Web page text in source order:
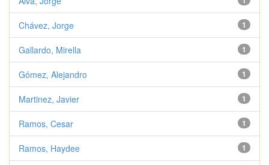
1
Chávez, Jorge
1
Gallardo, Mirella
1
Gómez, Alejandro
1
Martinez, Javier
1
Ramos, Cesar
1
Ramos, Haydee